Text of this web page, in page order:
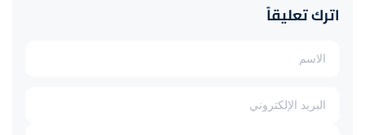
اترك تعليقاً